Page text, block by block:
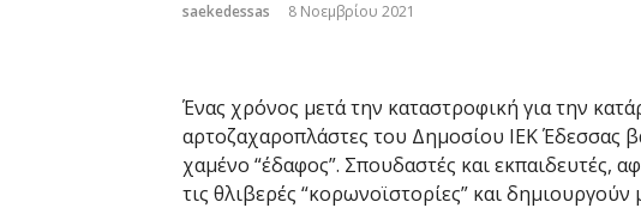
saekedessas 8 Νοεμβρίου 2021
Ένας χρόνος μετά την καταστροφική για την
αρτοζαχαροπλάστες του Δημοσίου ΙΕΚ Έδεσσας
χαμένο “έδαφος”. Σπουδαστές και εκπαιδευτές,
τις θλιβερές “κορωνοϊστορίες” και δημιουργούν